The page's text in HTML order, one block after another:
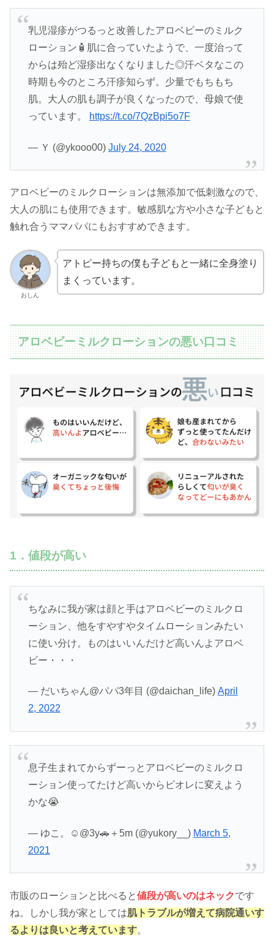
乳児湿疹がつるっと改善したアロベビーのミルク
ローション🧴肌に合っていたようで、一度治って
からは殆ど湿疹出なくなりました◎汗ベタなこの
時期も今のところ汗疹知らず。少量でもちもち
肌。大人の肌も調子が良くなったので、母娘で使
っています。
https://t.co/7QzBpi5o7F
— Ｙ (@ykooo00) July 24, 2020
アロベビーのミルクローションは無添加で低刺激なので、
大人の肌にも使用できます。敏感肌な方や小さな子どもと
触れ合うママパパにもおすすめできます。
おしん
アトピー持ちの僕も子どもと一緒に全身塗り
まくっています。
アロベビーミルクローションの悪い口コミ
1．値段が高い
ちなみに我が家は顔と手はアロベビーのミルクロ
ーション、他をすやすやタイムローションみたい
に使い分け。ものはいいんだけど高いんよアロベ
ビー・・・
— だいちゃん@パパ3年目 (@daichan_life) April
2, 2022
息子生まれてからずーっとアロベビーのミルクロ
ーション使ってたけど高いからビオレに変えよう
かな😭
— ゆこ。☺︎@3y🚗＋5m (@yukory__) March 5,
2021
市販のローションと比べると値段が高いのはネックです
ね。しかし我が家としては肌トラブルが増えて病院通いす
るよりは良いと考えています。